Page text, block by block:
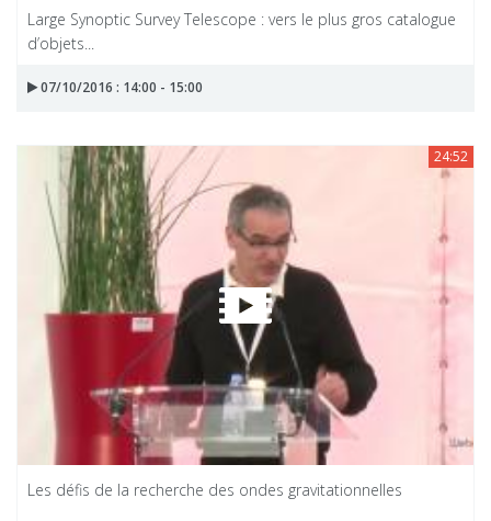
Large Synoptic Survey Telescope : vers le plus gros catalogue
d’objets...
07/10/2016 : 14:00 - 15:00
24:52
Les défis de la recherche des ondes gravitationnelles